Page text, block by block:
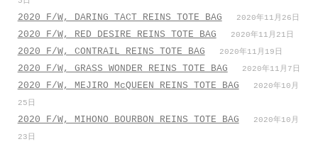
2020 F/W, DARING TACT REINS TOTE BAG 2020年11月26日
2020 F/W, RED DESIRE REINS TOTE BAG 2020年11月21日
2020 F/W, CONTRAIL REINS TOTE BAG 2020年11月19日
2020 F/W, GRASS WONDER REINS TOTE BAG 2020年11月7日
2020 F/W, MEJIRO McQUEEN REINS TOTE BAG
2020年10月
25日
2020 F/W, MIHONO BOURBON REINS TOTE BAG
2020年10月
23日